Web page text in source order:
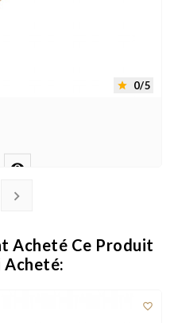
 0/5


Acheté Ce Produit
Acheté:
